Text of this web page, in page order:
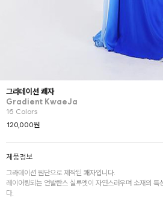
그라데이션 쾌자
Gradient KwaeJa
16 Colors
120,000원
제품정보
그라데이션 원단으로 제작된 쾌자입니다.
레이어링되는 언발란스 실루엣이 자연스러우며 소재의 특
다.